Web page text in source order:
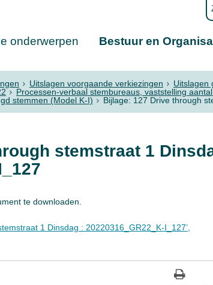
onderwerpen Bestuur en
Uitslagen voorgaande verkiezingen Uitslagen
Processen-verbaal stembureaus, vaststelling
stemmen (Model K-I)
Bijlage: 127 Drive through
stemstraat 1
te downloaden.
1 Dinsdag : 20220316_GR22_K-I_127’,